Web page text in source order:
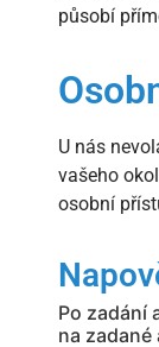
působí
U nás
vašeho
osobní
Po zadání
na zadané